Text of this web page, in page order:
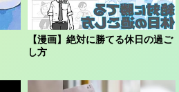
【漫画】絶対に勝てる休日の過ご
し方